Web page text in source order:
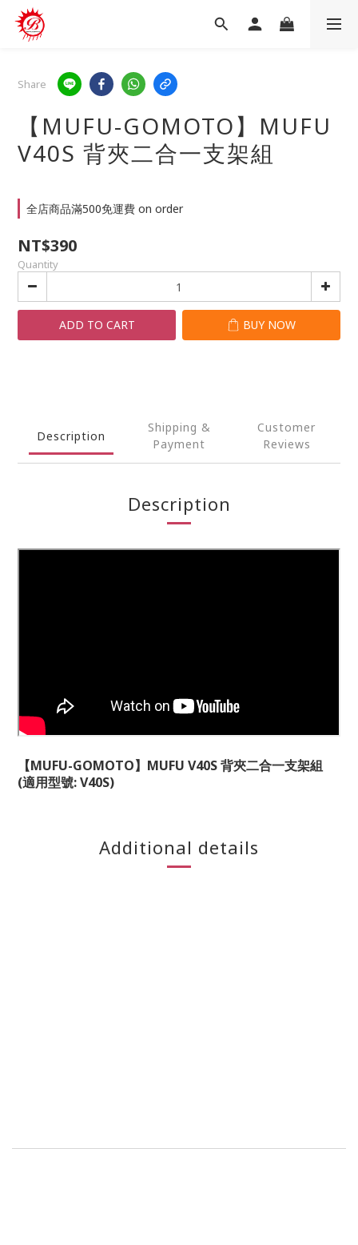
Share
【MUFU-GOMOTO】MUFU
V40S 背夾二合一支架組
全店商品滿500免運費 on order
NT$390
Quantity
ADD TO CART BUY NOW
Description
Shipping &
Payment
Customer
Reviews
Description
【MUFU-GOMOTO】MUFU V40S 背夾二合一支架組
(適用型號: V40S)
Additional details